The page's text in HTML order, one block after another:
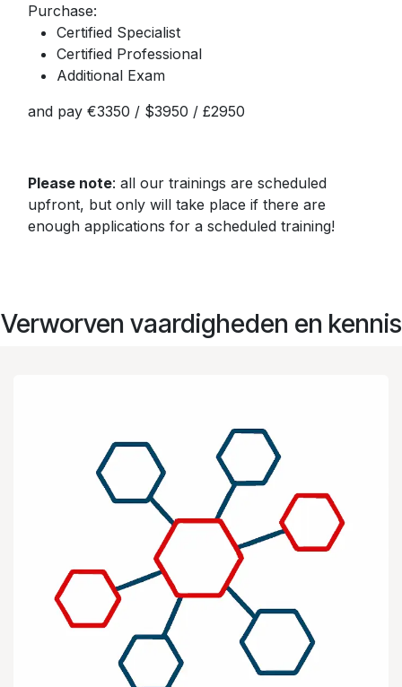
Purchase:
Certified Specialist
Certified Professional
Additional Exam
and pay €3350 / $3950 / £2950
Please note: all our trainings are scheduled
upfront, but only will take place if there are
enough applications for a scheduled training!
Verworven vaardigheden en kennis